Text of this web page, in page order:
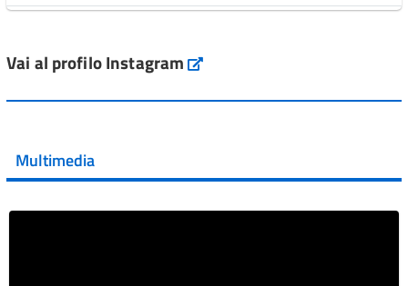
Vai al post →
Vai al post →
Vai al profilo Instagram Instagram
Multimedia